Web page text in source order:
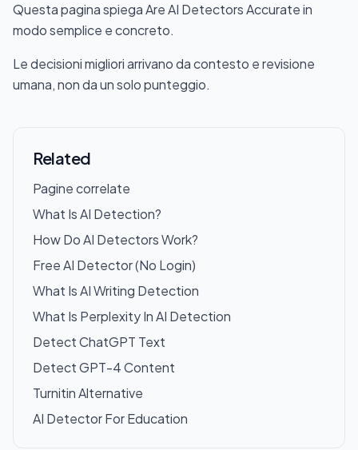
Questa pagina spiega Are AI Detectors Accurate in
modo semplice e concreto.
Le decisioni migliori arrivano da contesto e revisione
umana, non da un solo punteggio.
Related
Pagine correlate
What Is AI Detection?
How Do AI Detectors Work?
Free AI Detector (No Login)
What Is AI Writing Detection
What Is Perplexity In AI Detection
Detect ChatGPT Text
Detect GPT-4 Content
Turnitin Alternative
AI Detector For Education